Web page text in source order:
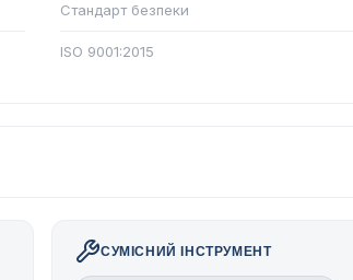
Стандарт безпеки
ISO 9001:2015
СУМІСНИЙ ІНСТРУМЕНТ